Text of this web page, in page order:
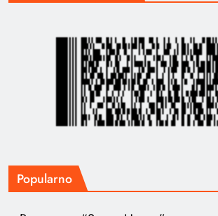
Popularno